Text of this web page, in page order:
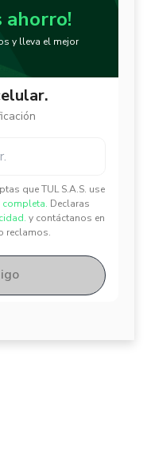
ahorro!
y lleva el mejor
que TUL S.A.S. use
Declaras
y contáctanos en
reclamos.